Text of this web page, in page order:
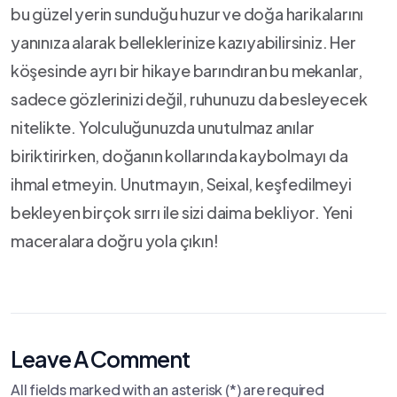
bu güzel yerin sunduğu huzur ve doğa harikalarını
yanınıza alarak belleklerinize kazıyabilirsiniz. Her
⁢köşesinde ayrı bir hikaye barındıran bu mekanlar,
sadece gözlerinizi değil, ruhunuzu da besleyecek
nitelikte. Yolculuğunuzda unutulmaz⁢ anılar
biriktirirken, doğanın kollarında kaybolmayı ⁤da
ihmal etmeyin. Unutmayın, ⁤Seixal, keşfedilmeyi
bekleyen birçok sırrı ile sizi daima bekliyor. Yeni
maceralara doğru yola çıkın!
Leave A Comment
All fields marked with an asterisk (*) are required